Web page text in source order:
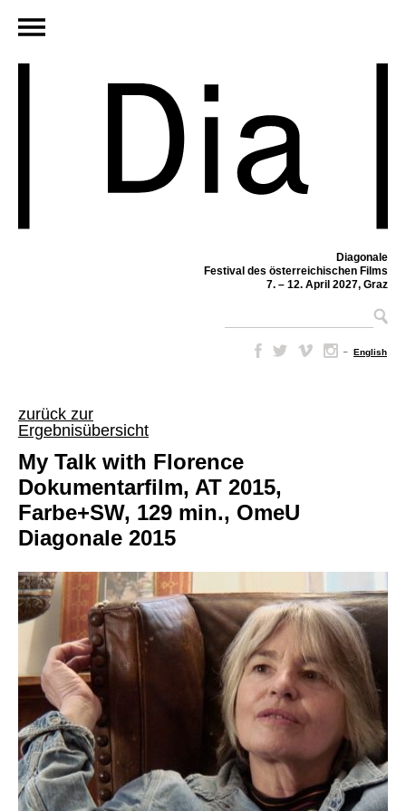
Diagonale
Festival des österreichischen Films
7. – 12. April 2027, Graz
– English
zurück zur
Ergebnisübersicht
My Talk with Florence
Dokumentarfilm, AT 2015,
Farbe+SW, 129 min., OmeU
Diagonale 2015